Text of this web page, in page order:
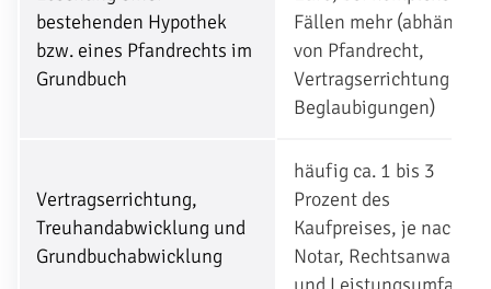
bestehenden Hypothek
bzw. eines Pfandrechts im
Grundbuch
Fällen mehr (abhängig
von Pfandrecht,
Vertragserrichtung und
Beglaubigungen)
Vertragserrichtung,
Treuhandabwicklung und
Grundbuchabwicklung
häufig ca. 1 bis 3
Prozent des
Kaufpreises, je nach
Notar, Rechtsanwalt